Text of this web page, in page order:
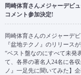
岡崎体育さんメジャーデビ
コメント参加決定!
岡崎体育さんのメジャーデ
『盆地テクノ』のリリース
“ベスト盤なのにすべて未発
て、各界の著名人24名に各
ノ』一足先に聞いてみた】